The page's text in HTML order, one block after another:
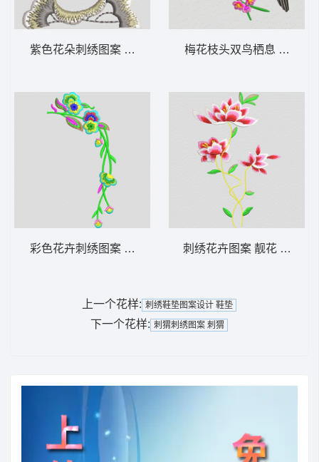
紫色花朵刺绣图案 靓花
彩色花卉刺绣图案 汉服
梅花枝头双鸟栖息 鸟 喜鹊
刺绣花卉图案 靓花 旗袍
上一个花样: 刺绣鞋垫图案设计 鞋垫
下一个花样: 刺猬刺绣图案 刺猬